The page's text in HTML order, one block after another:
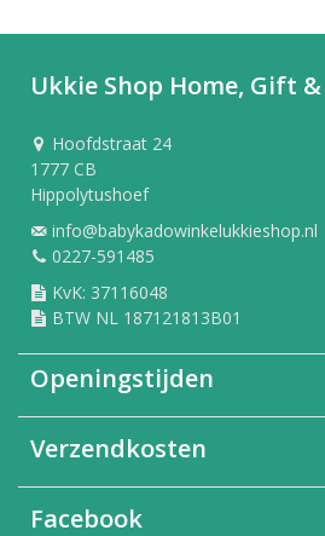
Ukkie Shop Home, Gift
Hoofdstraat 24
1777 CB
Hippolytushoef
info@babykadowinkelukkieshop.nl
0227-591485
KvK: 37116048
BTW NL 187121813B01
Openingstijden
Verzendkosten
Facebook